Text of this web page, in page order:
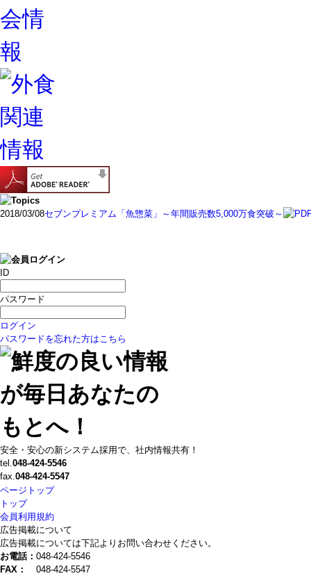
2018/03/08セブンプレミアム「魚惣菜」～年間販売数5,000万食突破～
ID
パスワード
ログイン
パスワードを忘れた方はこちら
安全・安心の新システム採用で、社内情報共有！
tel.048-424-5546
fax.048-424-5547
ページトップ
トップ
会員利用規約
広告掲載について
広告掲載については下記よりお問い合わせください。
お電話： 048-424-5546
FAX：
048-424-5547